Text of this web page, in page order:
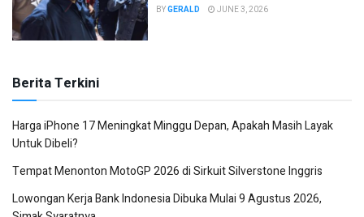
BYGERALD JUNE 3, 2026
Berita Terkini
Harga iPhone 17 Meningkat Minggu Depan, Apakah Masih Layak
Untuk Dibeli?
Tempat Menonton MotoGP 2026 di Sirkuit Silverstone Inggris
Lowongan Kerja Bank Indonesia Dibuka Mulai 9 Agustus 2026,